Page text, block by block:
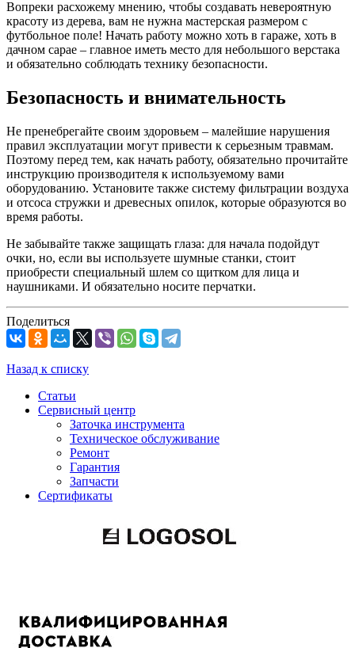
Вопреки расхожему мнению, чтобы создавать невероятную
красоту из дерева, вам не нужна мастерская размером с
футбольное поле! Начать работу можно хоть в гараже, хоть в
дачном сарае – главное иметь место для небольшого верстака
и обязательно соблюдать технику безопасности.
Безопасность и внимательность
Не пренебрегайте своим здоровьем – малейшие нарушения
правил эксплуатации могут привести к серьезным травмам.
Поэтому перед тем, как начать работу, обязательно прочитайте
инструкцию производителя к используемому вами
оборудованию. Установите также систему фильтрации воздуха
и отсоса стружки и древесных опилок, которые образуются во
время работы.
Не забывайте также защищать глаза: для начала подойдут
очки, но, если вы используете шумные станки, стоит
приобрести специальный шлем со щитком для лица и
наушниками. И обязательно носите перчатки.
Поделиться
Назад к списку
Статьи
Сервисный центр
Заточка инструмента
Техническое обслуживание
Ремонт
Гарантия
Запчасти
Сертификаты